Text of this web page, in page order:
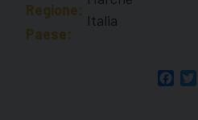
Regione:
Paese:
Italia